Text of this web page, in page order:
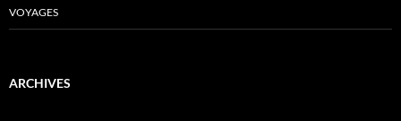
VOYAGES
ARCHIVES